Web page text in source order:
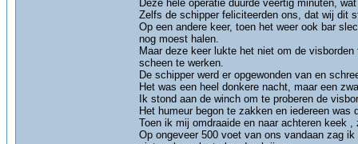
Deze hele operatie duurde veertig minuten,
Zelfs de schipper feliciteerden ons, dat wij dit
Op een andere keer, toen het weer ook bar
nog moest halen.
Maar deze keer lukte het niet om de
scheen te werken.
De schipper werd er opgewonden van en
Het was een heel donkere nacht, maar een
Ik stond aan de winch om te proberen de
Het humeur begon te zakken en iedereen was
Toen ik mij omdraaide en naar achteren keek
Op ongeveer 500 voet van ons vandaan zag